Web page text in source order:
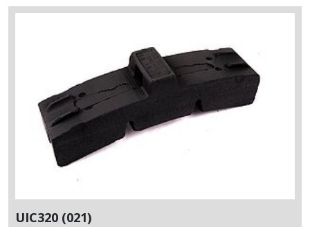
UIC320 (021)